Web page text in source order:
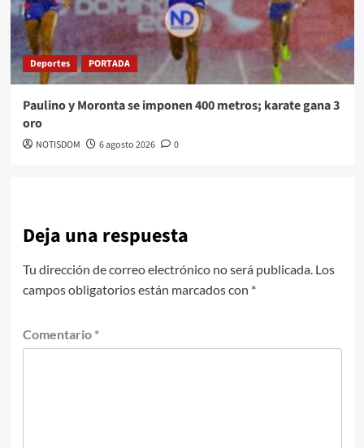
Deportes PORTADA
Paulino y Moronta se imponen 400 metros; karate gana 3
oro
NOTISDOM 6 agosto 2026 0
Deja una respuesta
Tu dirección de correo electrónico no será publicada. Los
campos obligatorios están marcados con *
Comentario *